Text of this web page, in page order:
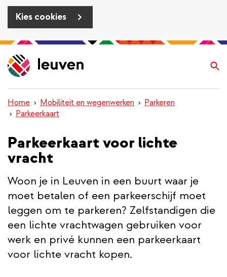
Kies cookies
Overslaan
en
naar
inhoud
gaan
Home Mobiliteit en wegenwerken
Parkeren
Parkeerkaart
Parkeerkaart voor lichte
vracht
Woon je in Leuven in een buurt waar je
moet betalen of een parkeerschijf moet
leggen om te parkeren? Zelfstandigen die
een lichte vrachtwagen gebruiken voor
werk en privé kunnen een parkeerkaart
voor lichte vracht kopen.